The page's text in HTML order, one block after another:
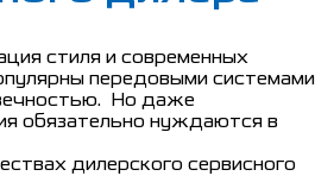
стиля и современных
передовыми системами
Но даже
обязательно нуждаются в
дилерского сервисного